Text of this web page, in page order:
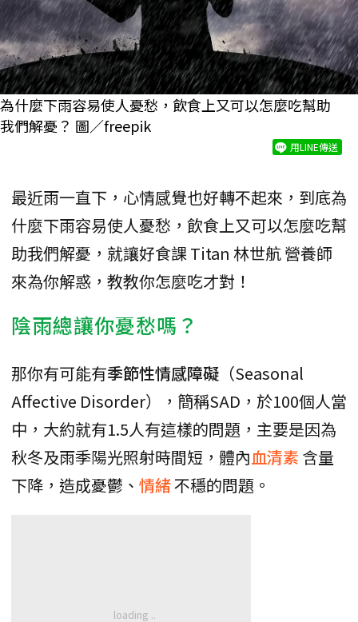
為什麼下雨容易使人憂愁，飲食上又可以怎麼吃幫助
我們解憂？ 圖／freepik
用LINE傳送
最近雨一直下，心情感覺也好轉不起來，到底為
什麼下雨容易使人憂愁，飲食上又可以怎麼吃幫
助我們解憂，就讓好食課 Titan 林世航 營養師
來為你解惑，教教你怎麼吃才對！
陰雨總讓你憂愁嗎？
那你有可能有季節性情感障礙 （Seasonal
Affective Disorder），簡稱SAD，於100個人當
中，大約就有1.5人有這樣的問題，主要是因為
秋冬及雨季陽光照射時間短，體內血清素 含量
下降，造成憂鬱、 情緒不穩的問題。